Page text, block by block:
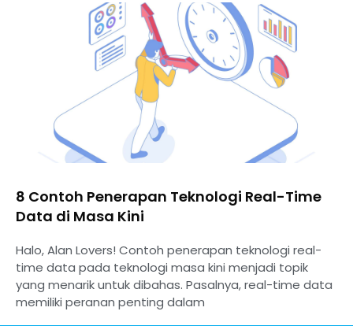
8 Contoh Penerapan Teknologi Real-Time
Data di Masa Kini
Halo, Alan Lovers! Contoh penerapan teknologi real-
time data pada teknologi masa kini menjadi topik
yang menarik untuk dibahas. Pasalnya, real-time data
memiliki peranan penting dalam